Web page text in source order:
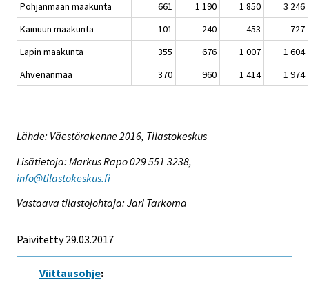
Pohjanmaan maakunta
661 1 190 1 850
3 246
Kainuun maakunta
101 240 453
727
Lapin maakunta
355 676 1 007
1 604
Ahvenanmaa
370 960 1 414 1 974
Lähde: Väestörakenne 2016, Tilastokeskus
Lisätietoja: Markus Rapo 029 551 3238,
info@tilastokeskus.fi
Vastaava tilastojohtaja: Jari Tarkoma
Päivitetty 29.03.2017
Viittausohje: